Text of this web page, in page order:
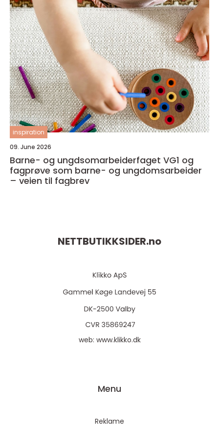
inspiration
09. June 2026
Barne- og ungdsomarbeiderfaget VG1 og
fagprøve som barne- og ungdomsarbeider
– veien til fagbrev
NETTBUTIKKSIDER.no
web: www.klikko.dk
Menu
Reklame